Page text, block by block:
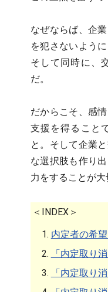
なぜならば、企
を犯さないよう
そして同時に、
だ。
だからこそ、感
支援を得ること
と。そして企業
な選択肢も作り
力をすることが大
＜INDEX＞
内定者の希
「内定取り
「内定取り